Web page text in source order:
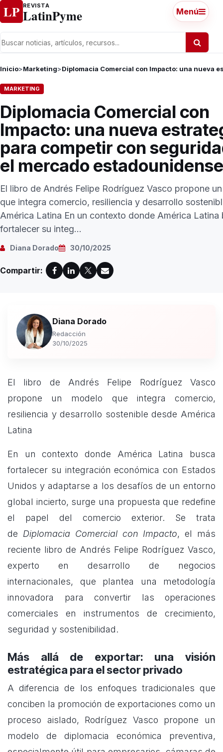
Ir al contenido
LP REVISTA
LatinPyme Menú
Inicio>Marketing>Diplomacia Comercial con Impacto: una nueva
MARKETING
Diplomacia Comercial con
Impacto: una nueva
para competir con
el mercado estadounidense
El libro de Andrés Felipe Rodríguez Vasco propone
que integra comercio, resiliencia y desarrollo
América Latina En un contexto donde América Latina
fortalecer su integ...
Diana Dorado 30/10/2025
Compartir:
Diana Dorado
Redacción
30/10/2025
El libro de Andrés Felipe Rodríguez Vasco
propone un modelo que integra comercio,
resiliencia y desarrollo sostenible desde América
Latina
En un contexto donde América Latina busca
fortalecer su integración económica con Estados
Unidos y adaptarse a los desafíos de un entorno
global incierto, surge una propuesta que redefine
el papel del comercio exterior. Se trata
de Diplomacia Comercial con Impacto, el más
reciente libro de Andrés Felipe Rodríguez Vasco,
experto en desarrollo de negocios
internacionales, que plantea una metodología
innovadora para convertir las operaciones
comerciales en instrumentos de crecimiento,
seguridad y sostenibilidad.
Más allá de exportar: una visión
estratégica para el sector privado
A diferencia de los enfoques tradicionales que
conciben la promoción de exportaciones como un
proceso aislado, Rodríguez Vasco propone un
modelo de diplomacia económica preventiva,